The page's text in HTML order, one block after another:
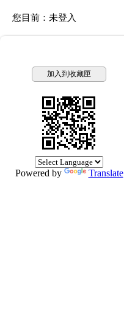
您目前： 未登入
加入到收藏匣
Powered by Translate